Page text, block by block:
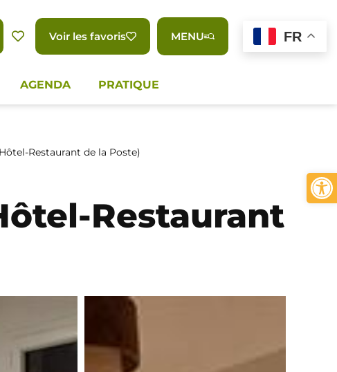
Voir les favoris MENU FR
AGENDA PRATIQUE
Restaurant de la Poste)
Restaurant